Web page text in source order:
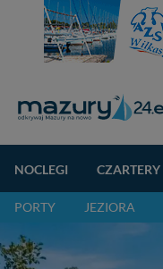
NOCLEGI CZARTERY
PORTY JEZIORA